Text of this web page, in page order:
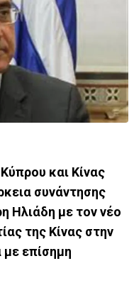
και Κίνας
συνάντησης
Ηλιάδη με τον νέο
της Κίνας στην
επίσημη